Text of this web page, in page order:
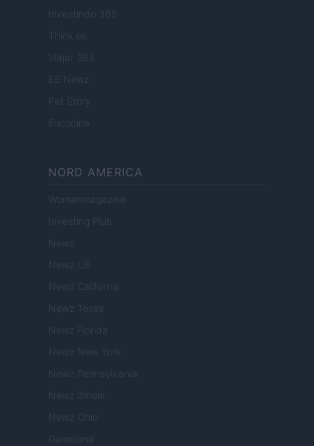
Investindo 365
Think.es
Viajar 365
ES Newz
Pet Story
Encocina
NORD AMERICA
Womanmagazine
Investing Plus
Newz
Newz US
Newz California
Newz Texas
Newz Florida
Newz New York
Newz Pennsylvania
Newz Illinois
Newz Ohio
Gameland